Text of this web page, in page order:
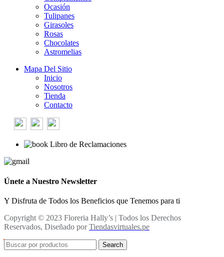
Ocasión
Tulipanes
Girasoles
Rosas
Chocolates
Astromelias
Mapa Del Sitio
Inicio
Nosotros
Tienda
Contacto
Libro de Reclamaciones
Únete a Nuestro Newsletter
Y Disfruta de Todos los Beneficios que Tenemos para ti
Copyright © 2023 Floreria Hally’s | Todos los Derechos
Reservados, Diseñado porTiendasvirtuales.pe
Search